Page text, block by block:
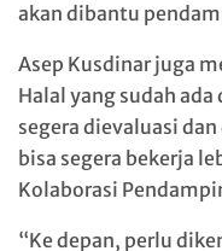
akan dibantu
Asep Kusdinar juga
Halal yang sudah
segera dievaluasi
bisa segera bekerja
Kolaborasi
“Ke depan, perlu